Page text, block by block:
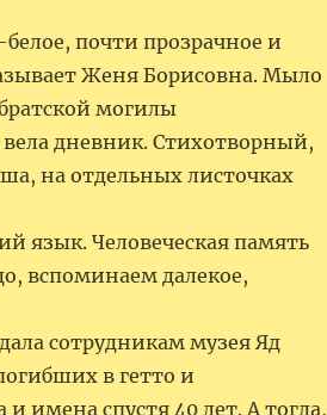
почти прозрачное и
Женя Борисовна. Мыло
могилы
дневник. Стихотворный,
на отдельных листочках
их на груди.
язык. Человеческая память
вспоминаем далекое,
сотрудникам музея Яд
в гетто и
имена спустя 40 лет. А тогда,